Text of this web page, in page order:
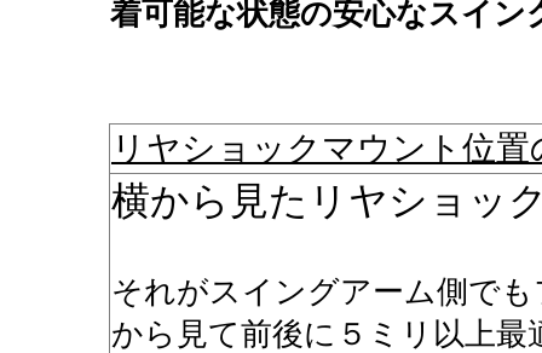
着可能な状態の安心なスイ
リヤショックマウント位置
横から見たリヤショッ
それがスイングアーム側で
から見て前後に５ミリ以上